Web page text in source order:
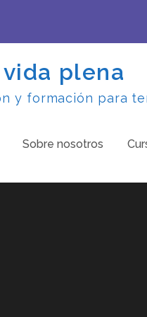
plena
y formación para
Sobre nosotros